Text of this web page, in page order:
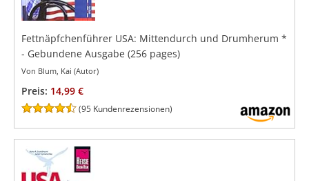
Fettnäpfchenführer USA: Mittendurch und Drumherum *
- Gebundene Ausgabe (256 pages)
Von Blum, Kai (Autor)
Preis: 14,99 €
(95 Kundenrezensionen)